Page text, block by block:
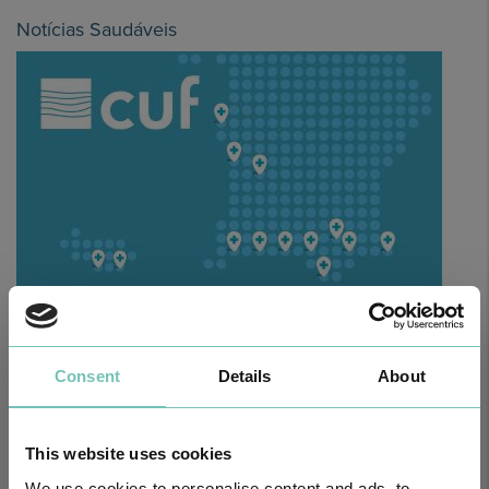
Consent Details About
This website uses cookies
Notícias Saudáveis
O GRUPO HPA AGORA É CUF: JUNTOS E CADA VEZ MAIS